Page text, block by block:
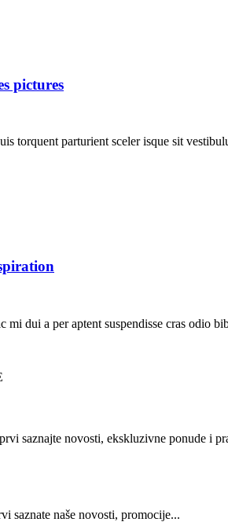
pictures
torquent parturient sceler isque sit
mi dui a per aptent suspendisse cras odio
saznajte novosti, ekskluzivne ponude i
saznate naše novosti, promocije...